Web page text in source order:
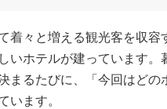
着々と増える観光客を収
いホテルが建っています
まるたびに、「今回はど
います。